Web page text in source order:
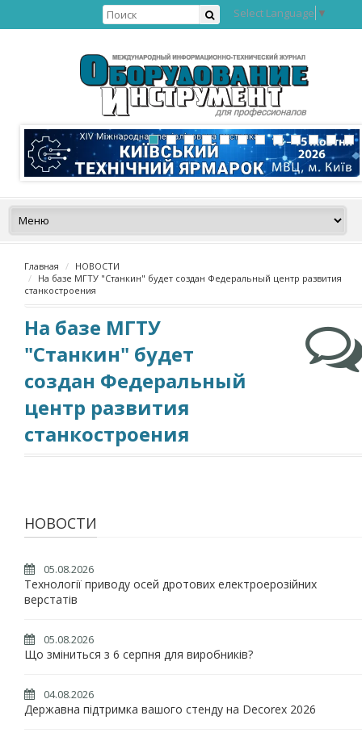
Select Language ▼
Главная
НОВОСТИ
На базе МГТУ "Станкин" будет создан Федеральный центр развития
станкостроения
На базе МГТУ
"Станкин" будет
создан Федеральный
центр развития
станкостроения
НОВОСТИ
05.08.2026
Технології приводу осей дротових електроерозійних
верстатів
05.08.2026
Що зміниться з 6 серпня для виробників?
04.08.2026
Державна підтримка вашого стенду на Decorex 2026